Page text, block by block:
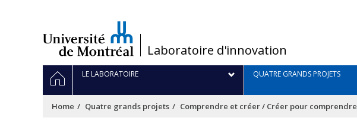
/Laboratoire d'innovation
Navigation
principale
HOMELE LABORATOIRE QUATRE GRANDS PROJETS
Home Quatre grands projets Comprendre et créer / Créer pour comprendre